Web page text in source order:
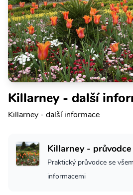
Killarney - další
Killarney - další informace
Killarney - průvodce
Praktický průvodce se
informacemi